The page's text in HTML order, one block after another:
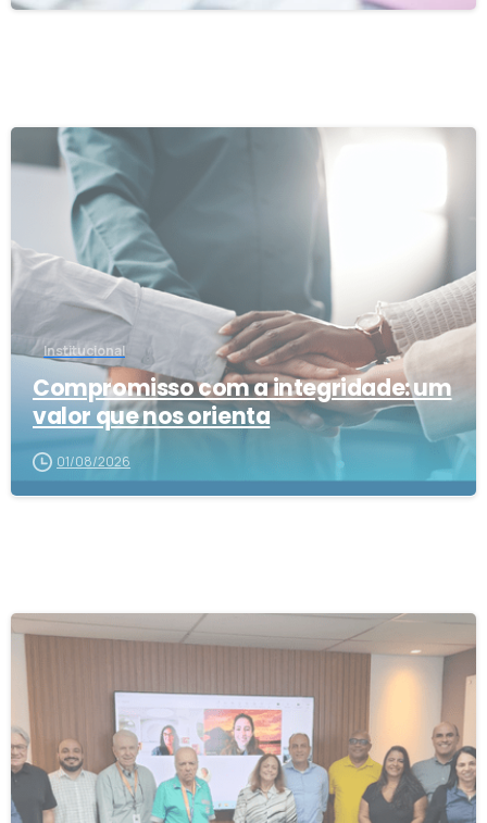
Institucional
Compromisso com a integridade: um
valor que nos orienta
01/08/2026